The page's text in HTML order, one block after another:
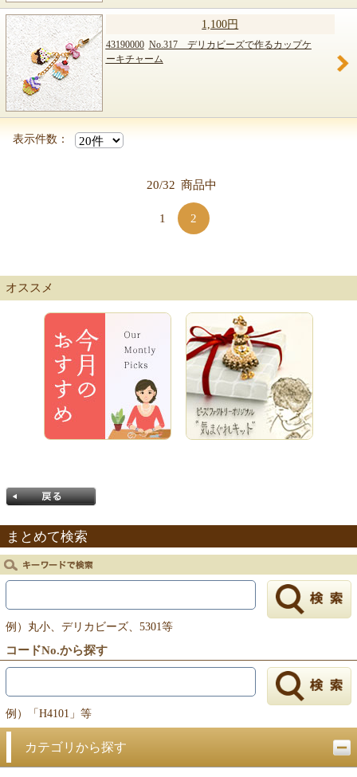
1,100円
43190000 No.317 デリカビーズで作るカップケ
ーキチャーム
表示件数：
20/32 商品中
1 2
オススメ
戻る
まとめて検索
例）丸小、デリカビーズ、5301等
コードNo.から探す
例）「H4101」等
カテゴリから探す